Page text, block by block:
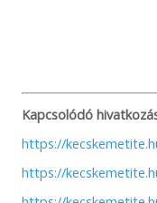
Kapcsolódó
https://
https://